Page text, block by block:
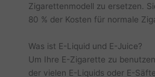
Zigarettenmodell zu ersetzen.
80 % der Kosten für normale
Was ist E-Liquid und E-Juice?
Um Ihre E-Zigarette zu
der vielen E-Liquids oder E-